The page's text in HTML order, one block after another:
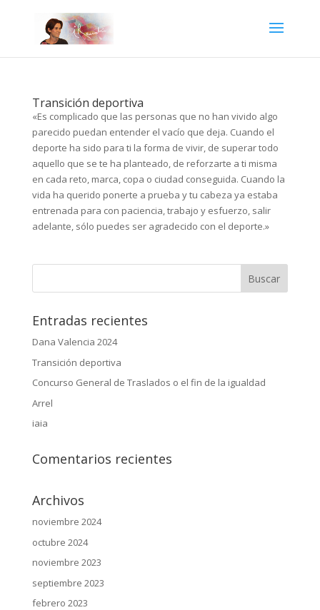
Transición deportiva
«Es complicado que las personas que no han vivido algo
parecido puedan entender el vacío que deja. Cuando el
deporte ha sido para ti la forma de vivir, de superar todo
aquello que se te ha planteado, de reforzarte a ti misma
en cada reto, marca, copa o ciudad conseguida. Cuando la
vida ha querido ponerte a prueba y tu cabeza ya estaba
entrenada para con paciencia, trabajo y esfuerzo, salir
adelante, sólo puedes ser agradecido con el deporte.»
Entradas recientes
Dana Valencia 2024
Transición deportiva
Concurso General de Traslados o el fin de la igualdad
Arrel
iaia
Comentarios recientes
Archivos
noviembre 2024
octubre 2024
noviembre 2023
septiembre 2023
febrero 2023